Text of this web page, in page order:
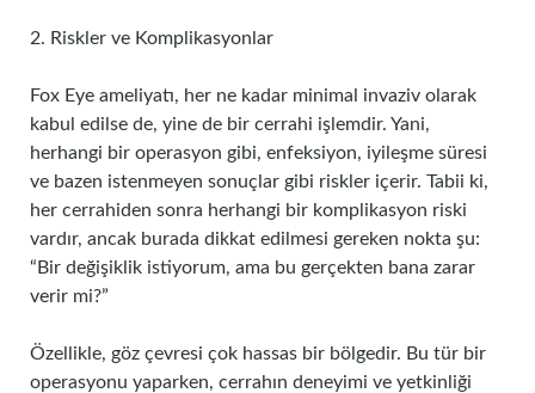
2. Riskler ve Komplikasyonlar
Fox Eye ameliyatı, her ne kadar minimal invaziv olarak
kabul edilse de, yine de bir cerrahi işlemdir. Yani,
herhangi bir operasyon gibi, enfeksiyon, iyileşme süresi
ve bazen istenmeyen sonuçlar gibi riskler içerir. Tabii ki,
her cerrahiden sonra herhangi bir komplikasyon riski
vardır, ancak burada dikkat edilmesi gereken nokta şu:
“Bir değişiklik istiyorum, ama bu gerçekten bana zarar
verir mi?”
Özellikle, göz çevresi çok hassas bir bölgedir. Bu tür bir
operasyonu yaparken, cerrahın deneyimi ve yetkinliği